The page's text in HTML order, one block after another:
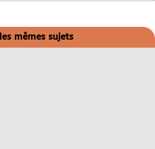
mêmes sujets